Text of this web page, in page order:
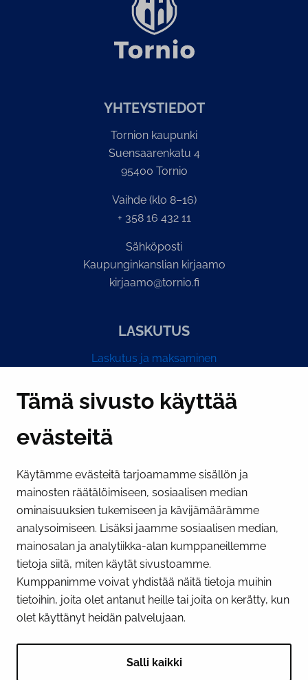
Tämä sivusto käyttää
evästeitä
Käytämme evästeitä tarjoamamme sisällön ja
mainosten räätälöimiseen, sosiaalisen median
ominaisuuksien tukemiseen ja kävijämäärämme
analysoimiseen. Lisäksi jaamme sosiaalisen median,
mainosalan ja analytiikka-alan kumppaneillemme
tietoja siitä, miten käytät sivustoamme.
Kumppanimme voivat yhdistää näitä tietoja muihin
tietoihin, joita olet antanut heille tai joita on kerätty, kun
olet käyttänyt heidän palvelujaan.
Salli kaikki
YH­TEYS­TIE­DOT
Tornion kaupunki
Suensaarenkatu 4
95400 Tornio
Vaihde (klo 8–16)
+ 358 16 432 11
Sähköposti
Kaupunginkanslian kirjaamo
kirjaamo@tornio.fi
LASKUTUS
Laskutus ja maksaminen
PI­KA­LINK­KE­JÄ
Näytä evästeasetukseni
SOSIAALINEN MEDIA
Facebook InstagramYouTube